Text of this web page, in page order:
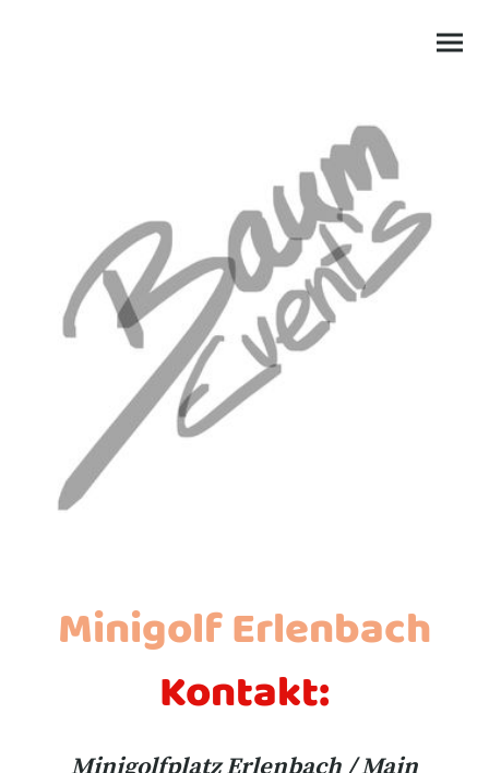
Minigolf Erlenbach
Kontakt:
Minigolfplatz Erlenbach / Main